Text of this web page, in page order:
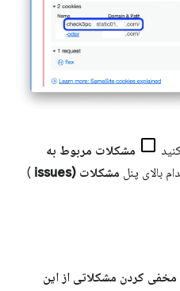
مشکلات مربوط به
بالای پنل مشکلات (issues
)
مخفی کردن مشکلاتی از این